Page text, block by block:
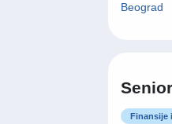
Beograd
Finansije